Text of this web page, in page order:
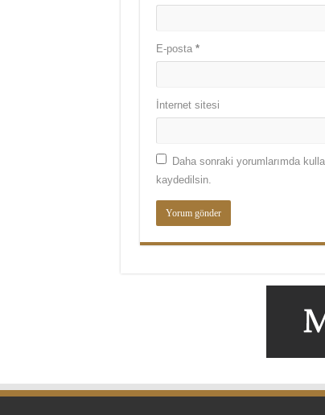
E-posta *
İnternet sitesi
Daha sonraki yorumlarımda
kaydedilsin.